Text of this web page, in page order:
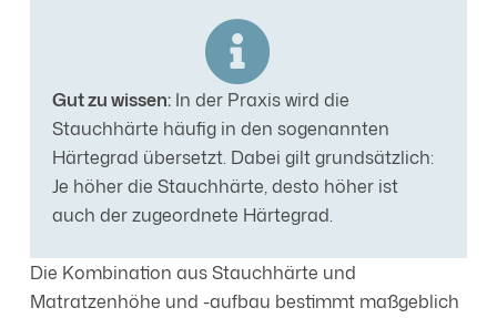
Gut zu wissen: In der Praxis wird die
Stauchhärte häufig in den sogenannten
Härtegrad übersetzt. Dabei gilt grundsätzlich:
Je höher die Stauchhärte, desto höher ist
auch der zugeordnete Härtegrad.
Die Kombination aus Stauchhärte und
Matratzenhöhe und -aufbau bestimmt maßgeblich